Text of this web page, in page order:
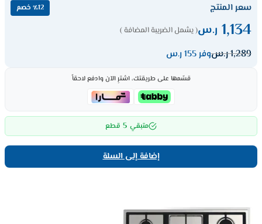
سعر المنتج ٪12 خصم
1,134 ر.س( يشمل الضريبة المضافة )
1,289ر.سوفر 155 ر.س
قسّمها على طريقتك، اشترِ الآن وادفع لاحقاً
متبقي 5 قطع
إضافة إلى السلة